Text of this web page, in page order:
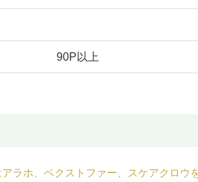
90P以上
ラホ、ベクストファー、スケアクロ